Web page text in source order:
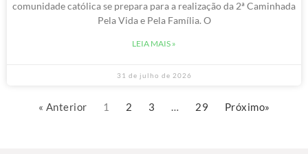
comunidade católica se prepara para a realização da 2ª Caminhada
Pela Vida e Pela Família. O
LEIA MAIS »
31 de julho de 2026
« Anterior 1 2 3 … 29 Próximo»